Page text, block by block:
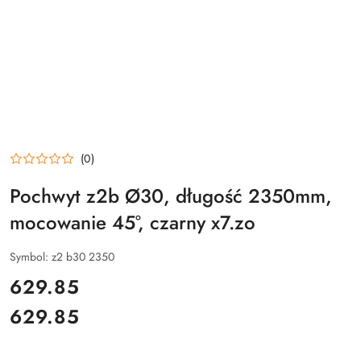
(0)
Pochwyt z2b Ø30, długość 2350mm,
mocowanie 45°, czarny x7.zo
Symbol: z2 b30 2350
cena:
629.85
Cena:
629.85